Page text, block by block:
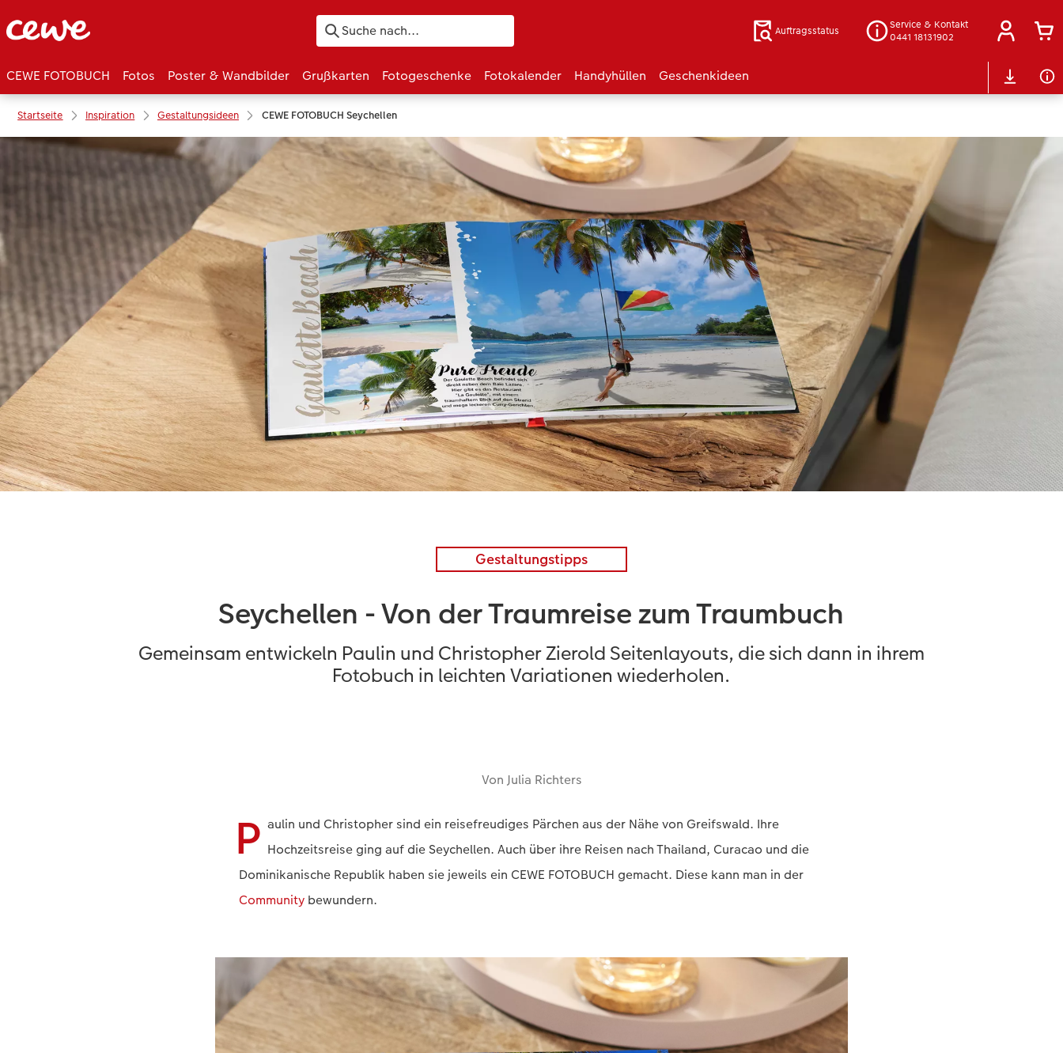
Auftragsstatus
Service & Kontakt
0441 18131902
CEWE FOTOBUCH Fotos Poster & Wandbilder Grußkarten Fotogeschenke Fotokalender Handyhüllen Geschenkideen
Startseite Inspiration Gestaltungsideen CEWE FOTOBUCH Seychellen
Gestaltungstipps
Seychellen - Von der Traumreise zum Traumbuch
Gemeinsam entwickeln Paulin und Christopher Zierold Seitenlayouts, die sich dann in ihrem
Fotobuch in leichten Variationen wiederholen.
Von Julia Richters
P aulin und Christopher sind ein reisefreudiges Pärchen aus der Nähe von Greifswald. Ihre
Hochzeitsreise ging auf die Seychellen. Auch über ihre Reisen nach Thailand, Curacao und die
Dominikanische Republik haben sie jeweils ein CEWE FOTOBUCH gemacht. Diese kann man in der
Community bewundern.